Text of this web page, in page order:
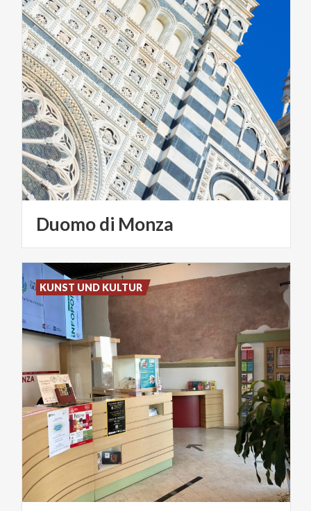
Duomodi Monza
KUNST UND KULTUR